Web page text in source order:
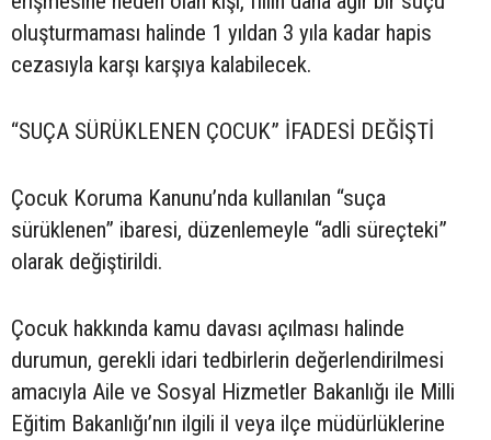
oluşturmaması halinde 1 yıldan 3 yıla kadar hapis
cezasıyla karşı karşıya kalabilecek.
“SUÇA SÜRÜKLENEN ÇOCUK” İFADESİ DEĞİŞTİ
Çocuk Koruma Kanunu’nda kullanılan “suça
sürüklenen” ibaresi, düzenlemeyle “adli süreçteki”
olarak değiştirildi.
Çocuk hakkında kamu davası açılması halinde
durumun, gerekli idari tedbirlerin değerlendirilmesi
amacıyla Aile ve Sosyal Hizmetler Bakanlığı ile Milli
Eğitim Bakanlığı’nın ilgili il veya ilçe müdürlüklerine